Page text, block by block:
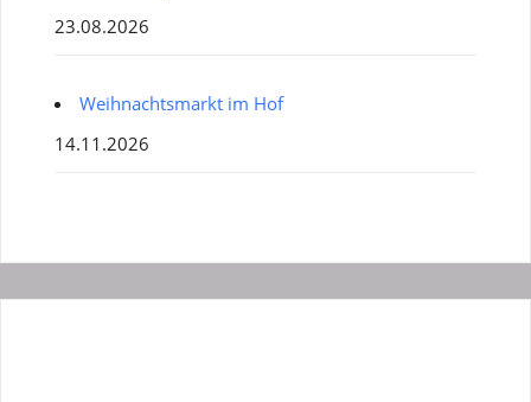
23.08.2026
Weihnachtsmarkt im Hof
14.11.2026